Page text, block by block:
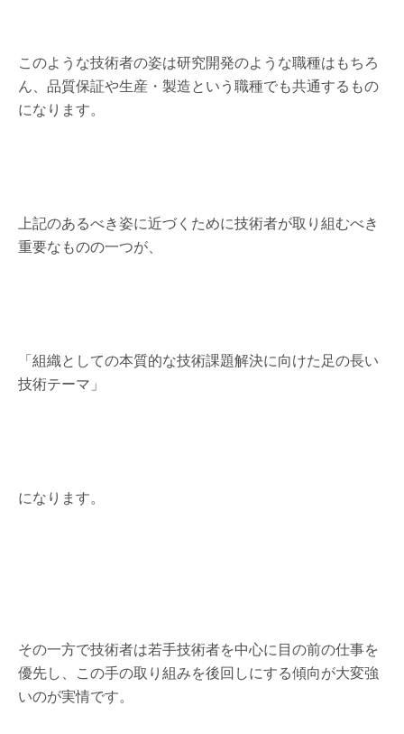
このような技術者の姿は研究開発のような職種はもちろ
ん、品質保証や生産・製造という職種でも共通するもの
になります。
上記のあるべき姿に近づくために技術者が取り組むべき
重要なものの一つが、
「組織としての本質的な技術課題解決に向けた足の長い
技術テーマ」
になります。
その一方で技術者は若手技術者を中心に目の前の仕事を
優先し、この手の取り組みを後回しにする傾向が大変強
いのが実情です。